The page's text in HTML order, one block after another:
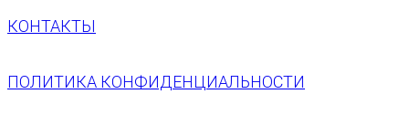
КОНТАКТЫ
ПОЛИТИКА КОНФИДЕНЦИАЛЬНОСТИ